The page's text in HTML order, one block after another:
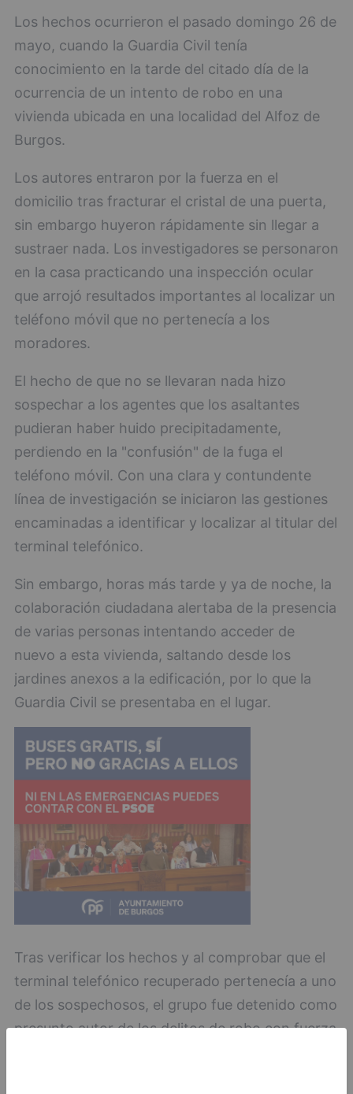
Los hechos ocurrieron el pasado domingo 26 de
mayo, cuando la Guardia Civil tenía
conocimiento en la tarde del citado día de la
ocurrencia de un intento de robo en una
vivienda ubicada en una localidad del Alfoz de
Burgos.
Los autores entraron por la fuerza en el
domicilio tras fracturar el cristal de una puerta,
sin embargo huyeron rápidamente sin llegar a
sustraer nada. Los investigadores se personaron
en la casa practicando una inspección ocular
que arrojó resultados importantes al localizar un
teléfono móvil que no pertenecía a los
moradores.
El hecho de que no se llevaran nada hizo
sospechar a los agentes que los asaltantes
pudieran haber huido precipitadamente,
perdiendo en la "confusión" de la fuga el
teléfono móvil. Con una clara y contundente
línea de investigación se iniciaron las gestiones
encaminadas a identificar y localizar al titular del
terminal telefónico.
Sin embargo, horas más tarde y ya de noche, la
colaboración ciudadana alertaba de la presencia
de varias personas intentando acceder de
nuevo a esta vivienda, saltando desde los
jardines anexos a la edificación, por lo que la
Guardia Civil se presentaba en el lugar.
Tras verificar los hechos y al comprobar que el
terminal telefónico recuperado pertenecía a uno
de los sospechosos, el grupo fue detenido como
presunto autor de los delitos de robo con fuerza